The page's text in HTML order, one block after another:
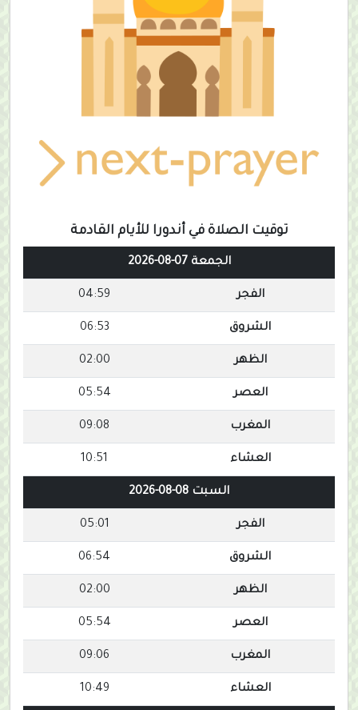
توقيت الصلاة في أندورا للأيام القادمة
الجمعة 07-08-2026
الفجر 04:59
الشروق 06:53
الظهر 02:00
العصر 05:54
المغرب 09:08
العشاء 10:51
السبت 08-08-2026
الفجر 05:01
الشروق 06:54
الظهر 02:00
العصر 05:54
المغرب 09:06
العشاء 10:49